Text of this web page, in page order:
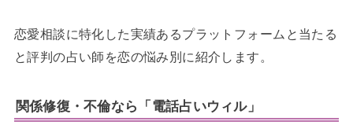
恋愛相談に特化した実績あるプラットフォームと当たる
と評判の占い師を恋の悩み別に紹介します。
関係修復・不倫なら「電話占いウィル」